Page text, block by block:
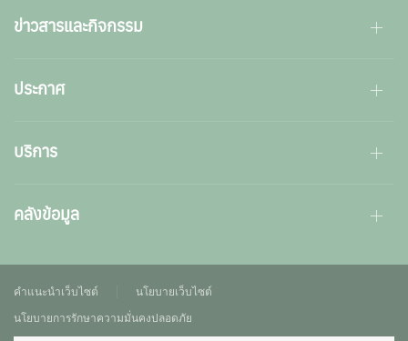
ข่าวสารและกิจกรรม
ประกาศ
บริการ
คลังข้อมูล
คำแนะนำเว็บไซต์
นโยบายเว็บไซต์
นโยบายการรักษาความมั่นคงปลอดภัย